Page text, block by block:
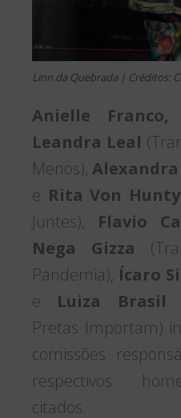
Linn da Quebrada | Créditos:
Anielle
Leandra Leal
Menos),Alexandra
e Rita Von Hunty
Juntes), Flavio
Nega Gizza
Pandemia), Ícaro
e Luiza Brasil
Pretas Importam)
comissões
respectivos
citados.